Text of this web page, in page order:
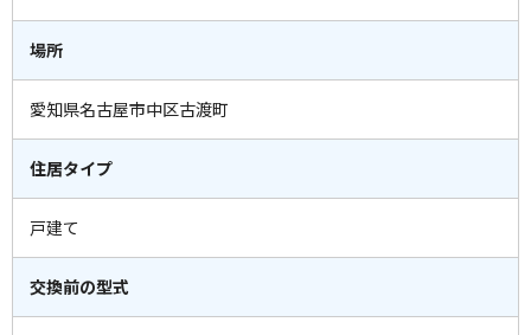
場所
愛知県名古屋市中区古渡町
住居タイプ
戸建て
交換前の型式